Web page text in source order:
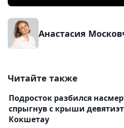
Анастасия
Читайте также
Подросток разбился
спрыгнув с крыши
Кокшетау